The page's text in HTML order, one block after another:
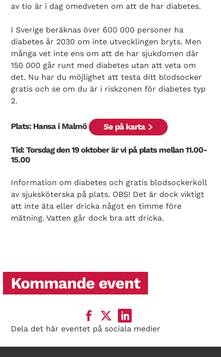
Search Diabetes Wellness Sverige
av tio är i dag omedveten om att de har diabetes.
I Sverige beräknas över 600 000 personer ha
diabetes år 2030 om inte utvecklingen bryts. Men
många vet inte ens om att de har sjukdomen där
150 000 går runt med diabetes utan att veta om
det. Nu har du möjlighet att testa ditt blodsocker
gratis och se om du är i riskzonen för diabetes typ
2.
Plats: Hansa i Malmö Se på karta
Tid: Torsdag den 19 oktober är vi på plats mellan 11.00-
15.00
Information om diabetes och gratis blodsockerkoll
av sjuksköterska på plats. OBS! Det är dock viktigt
att inte äta eller dricka något en timme före
mätning. Vatten går dock bra att dricka.
Kommande event
Dela det här eventet på sociala medier